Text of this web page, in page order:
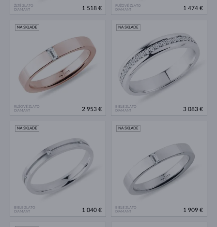
ŽLTÉ ZLATO
DIAMANT
1 518 €
RUŽOVÉ ZLATO
DIAMANT
1 474 €
RUŽOVÉ ZLATO
DIAMANT
NA SKLADE
2 953 €
BIELE ZLATO
DIAMANT
NA SKLADE
3 083 €
BIELE ZLATO
DIAMANT
NA SKLADE
1 040 €
BIELE ZLATO
DIAMANT
NA SKLADE
1 909 €